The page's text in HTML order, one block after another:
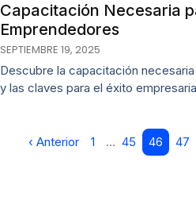
Capacitación Necesaria
Emprendedores
SEPTIEMBRE 19, 2025
Descubre la capacitación
y las claves para el éxito
‹ Anterior 1 … 45 46 47